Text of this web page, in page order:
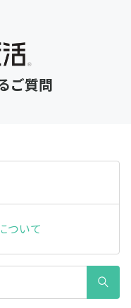
ご質問
ついて